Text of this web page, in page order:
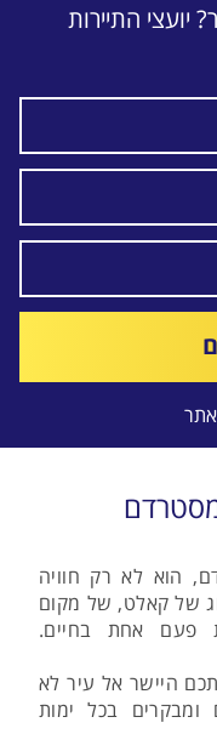
יועצי התיירות
הוא לא רק חוויה
של קאלט, של מקום
פעם אחת בחיים.
היישר אל עיר לא
ומבקרים בכל ימות